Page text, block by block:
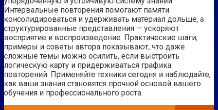
Интервальные повторения помогают памяти
консолидироваться и удерживать материал дольше, а
структурированные представления — ускоряют
восприятие и воспроизведение. Практические шаги,
примеры и советы автора показывают, что даже
сложные темы можно осилить, если выстроить
логическую карту и придерживаться графика
повторений. Применяйте техники сегодня и наблюдайте,
как ваши знания становятся прочной основой вашего
обучения и профессионального роста.